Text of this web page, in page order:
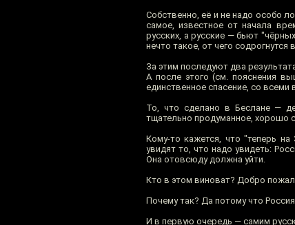
Собственно, её и не надо особо
самое, известное от начала
русских, а русские — бьют
нечто такое, от чего содрогнутся
За этим последуют два
А после этого (см. пояснения
единственное спасение, со
То, что сделано в Беслане —
тщательно продуманное, хорошо
Кому-то кажется, что "теперь
увидят то, что надо увидеть:
Она отовсюду должна уйти.
Кто в этом виноват? Добро
Почему так? Да потому что
И в первую очередь — самим